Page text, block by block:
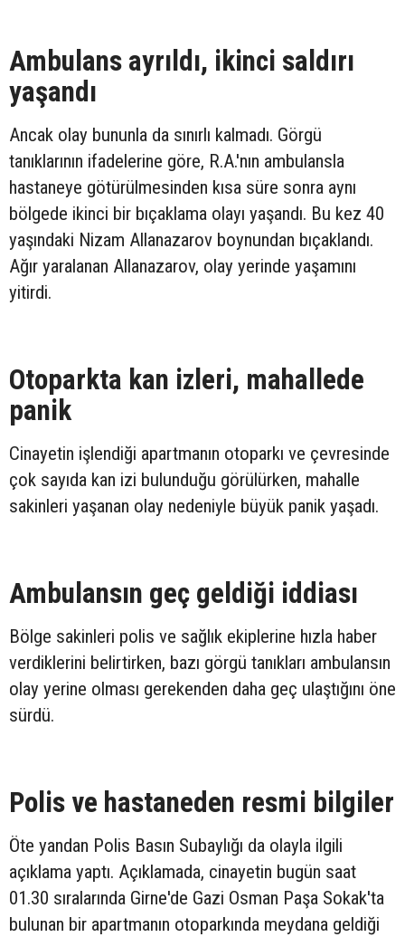
Ambulans ayrıldı, ikinci saldırı
yaşandı
Ancak olay bununla da sınırlı kalmadı. Görgü
tanıklarının ifadelerine göre, R.A.'nın ambulansla
hastaneye götürülmesinden kısa süre sonra aynı
bölgede ikinci bir bıçaklama olayı yaşandı. Bu kez 40
yaşındaki Nizam Allanazarov boynundan bıçaklandı.
Ağır yaralanan Allanazarov, olay yerinde yaşamını
yitirdi.
Otoparkta kan izleri, mahallede
panik
Cinayetin işlendiği apartmanın otoparkı ve çevresinde
çok sayıda kan izi bulunduğu görülürken, mahalle
sakinleri yaşanan olay nedeniyle büyük panik yaşadı.
Ambulansın geç geldiği iddiası
Bölge sakinleri polis ve sağlık ekiplerine hızla haber
verdiklerini belirtirken, bazı görgü tanıkları ambulansın
olay yerine olması gerekenden daha geç ulaştığını öne
sürdü.
Polis ve hastaneden resmi bilgiler
Öte yandan Polis Basın Subaylığı da olayla ilgili
açıklama yaptı. Açıklamada, cinayetin bugün saat
01.30 sıralarında Girne'de Gazi Osman Paşa Sokak'ta
bulunan bir apartmanın otoparkında meydana geldiği